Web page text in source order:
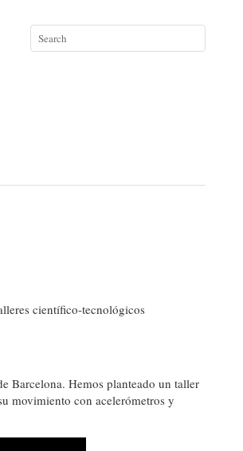
científico-tecnológicos
Barcelona. Hemos planteado un taller
movimiento con acelerómetros y